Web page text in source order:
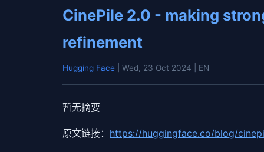
CinePile 2.0 - making
refinement
Hugging Face | Wed, 23 Oct 2024 | EN
暂无摘要
原文链接： https://huggingface.co/blog/